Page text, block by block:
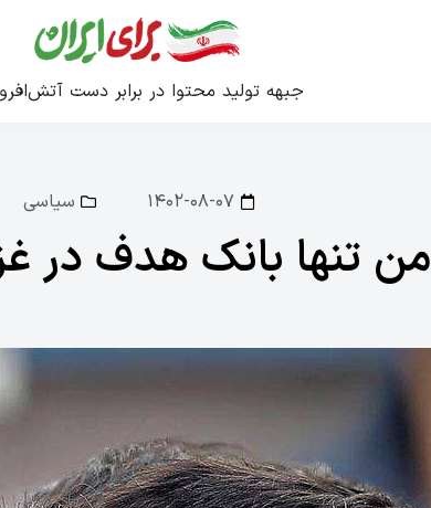
جبهه تولید محتوا در برابر دست
۱۴۰۲-۰۸-۰۷ سیاسی
من تنها بانک هدف در